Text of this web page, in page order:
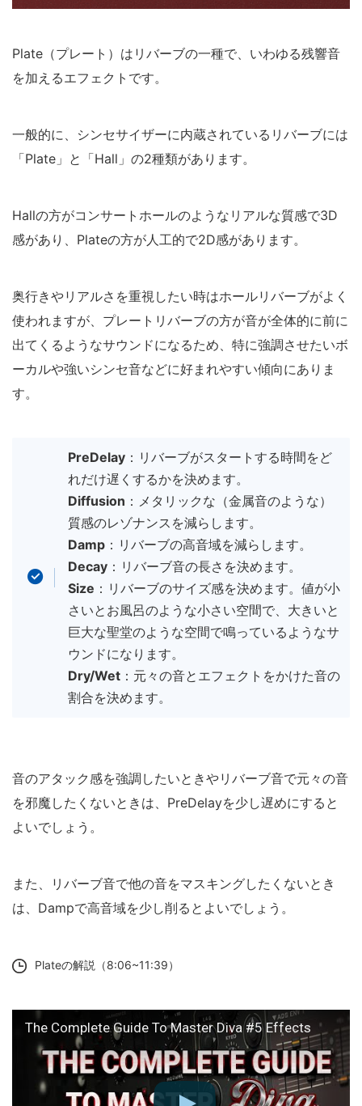
Plate（プレート）はリバーブの一種で、いわゆる残響音
を加えるエフェクトです。
一般的に、シンセサイザーに内蔵されているリバーブには
「Plate」と「Hall」の2種類があります。
Hallの方がコンサートホールのようなリアルな質感で3D
感があり、Plateの方が人工的で2D感があります。
奥行きやリアルさを重視したい時はホールリバーブがよく
使われますが、プレートリバーブの方が音が全体的に前に
出てくるようなサウンドになるため、特に強調させたいボ
ーカルや強いシンセ音などに好まれやすい傾向にありま
す。
PreDelay：リバーブがスタートする時間をど
れだけ遅くするかを決めます。
Diffusion ：メタリックな（金属音のような）
質感のレゾナンスを減らします。
Damp：リバーブの高音域を減らします。
Decay：リバーブ音の長さを決めます。
Size ：リバーブのサイズ感を決めます。値が小
さいとお風呂のような小さい空間で、大きいと
巨大な聖堂のような空間で鳴っているようなサ
ウンドになります。
Dry/Wet：元々の音とエフェクトをかけた音の
割合を決めます。
音のアタック感を強調したいときやリバーブ音で元々の音
を邪魔したくないときは、PreDelayを少し遅めにすると
よいでしょう。
また、リバーブ音で他の音をマスキングしたくないとき
は、Dampで高音域を少し削るとよいでしょう。
Plateの解説（8:06~11:39）
The Complete Guide To Master Diva #5 Effects